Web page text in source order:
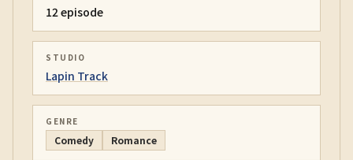
12 episode
STUDIO
Lapin Track
GENRE
Comedy Romance